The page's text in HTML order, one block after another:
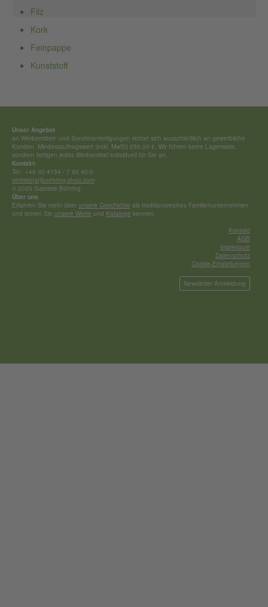
Filz
Kork
Feinpappe
Kunststoff
Unser Angebot
an Werbemitteln und Sonderan­fertigungen richtet sich ausschließ­lich an gewerbliche
Kunden. Mindestauftragswert (exkl. MwSt) 250,00 €. Wir führen keine Lagerware,
sondern fertigen jedes Werbemittel individuell für Sie an.
Kontakt:
Tel.: +49 (0) 4154 / 7 95 40-0
vertrieb(at)buehring-shop.com
© 2025 Gabriele Bühring
Über uns
Erfahren Sie mehr über unsere Geschichte als traditionsreiches Familienunternehmen
und lernen Sie unsere Werte und Kataloge kennen.
Kontakt
AGB
Impressum
Datenschutz
Cookie-Einstellungen
Newsletter Anmeldung